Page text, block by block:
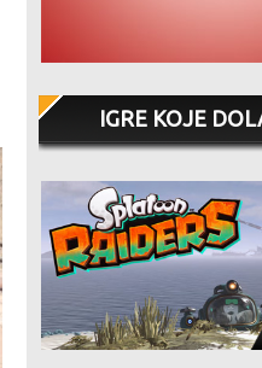
IGRE KOJE